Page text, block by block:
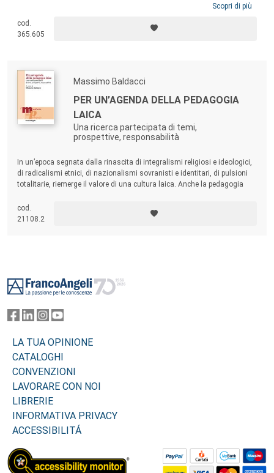
intelligente ad alta intensità di capitale umano e sociale. L’obiettivo è
all’interno delle principali filiere agroalimentari dell’area Equal, che
meglio contribuiscono a supportare le nuove dinamiche di crescita
Scopri di più
cod.
365.605
Massimo Baldacci
PER UN’AGENDA DELLA PEDAGOGIA
LAICA
Una ricerca partecipata di temi,
prospettive, responsabilità
In un’epoca segnata dalla rinascita di integralismi religiosi e ideologici,
di radicalismi etnici, di nazionalismi sovranisti e identitari, di pulsioni
totalitarie, riemerge il valore di una cultura laica. Anche la pedagogia
propri compiti. Il volume si propone di formulare un’agenda della
pedagogia laica: un catalogo di questioni che configurano tali compiti.
cod.
21108.2
LA TUA OPINIONE
CATALOGHI
CONVENZIONI
LAVORARE CON NOI
LIBRERIE
INFORMATIVA PRIVACY
ACCESSIBILITÁ